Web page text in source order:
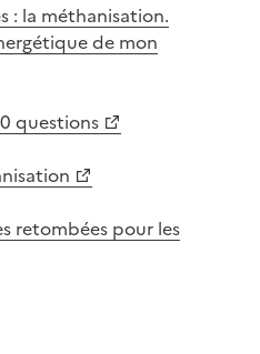
: la méthanisation.
de mon
questions
retombées pour les